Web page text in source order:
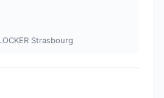
Strasbourg